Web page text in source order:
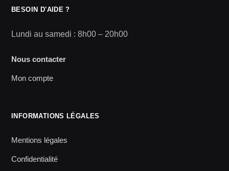
BESOIN D'AIDE ?
Lundi au samedi : 8h00 – 20h00
Nous contacter
Mon compte
INFORMATIONS LÉGALES
Mentions légales
Confidentialité